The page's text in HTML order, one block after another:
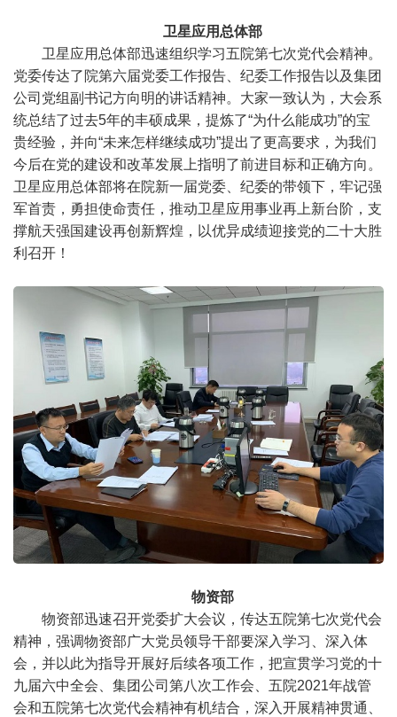
卫星应用总体部
卫星应用总体部迅速组织学习五院第七次党代会精神。
党委传达了院第六届党委工作报告、纪委工作报告以及集团
公司党组副书记方向明的讲话精神。大家一致认为，大会系
统总结了过去5年的丰硕成果，提炼了“为什么能成功”的宝
贵经验，并向“未来怎样继续成功”提出了更高要求，为我们
今后在党的建设和改革发展上指明了前进目标和正确方向。
卫星应用总体部将在院新一届党委、纪委的带领下，牢记强
军首责，勇担使命责任，推动卫星应用事业再上新台阶，支
撑航天强国建设再创新辉煌，以优异成绩迎接党的二十大胜
利召开！
物资部
物资部迅速召开党委扩大会议，传达五院第七次党代会
精神，强调物资部广大党员领导干部要深入学习、深入体
会，并以此为指导开展好后续各项工作，把宣贯学习党的十
九届六中全会、集团公司第八次工作会、五院2021年战管
会和五院第七次党代会精神有机结合，深入开展精神贯通、